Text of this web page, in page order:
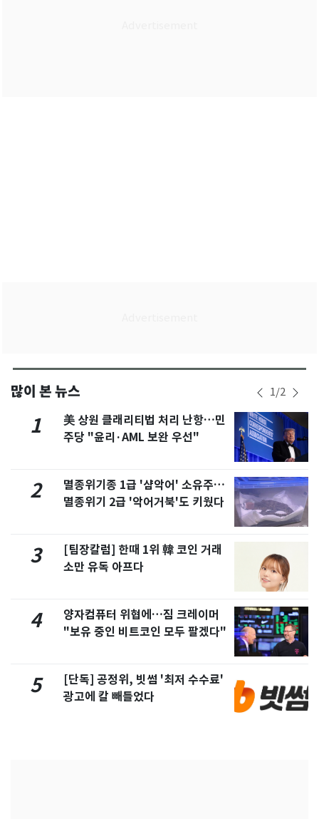
많이 본 뉴스 1/2
1
美 상원 클래리티법 처리 난항…민
주당 "윤리·AML 보완 우선"
2
멸종위기종 1급 '샴악어' 소유주…
멸종위기 2급 '악어거북'도 키웠다
3
[팀장칼럼] 한때 1위 韓 코인 거래
소만 유독 아프다
4
양자컴퓨터 위협에…짐 크레이머
"보유 중인 비트코인 모두 팔겠다"
5
[단독] 공정위, 빗썸 '최저 수수료'
광고에 칼 빼들었다